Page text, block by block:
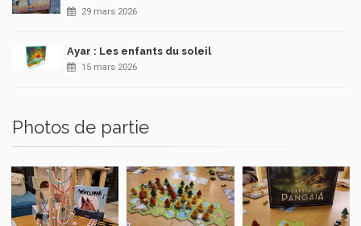
29 mars 2026
Ayar : Les enfants du soleil
15 mars 2026
Photos de partie